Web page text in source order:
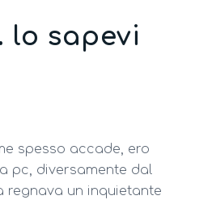
lo sapevi
spesso accade, ero
pc, diversamente dal
regnava un inquietante